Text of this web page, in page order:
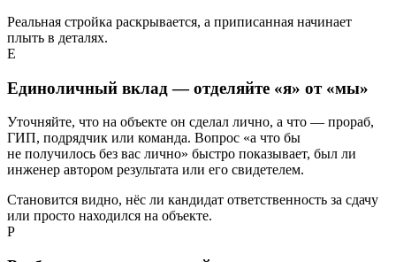
Реальная стройка раскрывается, а приписанная начинает
плыть в деталях.
Е
Единоличный вклад — отделяйте «я» от «мы»
Уточняйте, что на объекте он сделал лично, а что — прораб,
ГИП, подрядчик или команда. Вопрос «а что бы
не получилось без вас лично» быстро показывает, был ли
инженер автором результата или его свидетелем.
Становится видно, нёс ли кандидат ответственность за сдачу
или просто находился на объекте.
Р